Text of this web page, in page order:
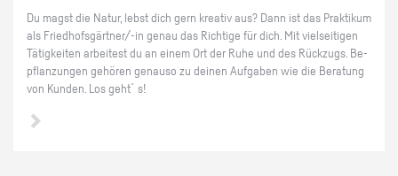
Du magst die Natur, lebst dich gern krea­tiv aus? Dann ist das Prak­ti­kum
als Fried­hofs­gärt­ner/-in genau das Rich­ti­ge für dich. Mit viel­sei­ti­gen
Tä­tig­kei­ten ar­bei­test du an einem Ort der Ruhe und des Rück­zugs. Be­
pflan­zun­gen ge­hö­ren ge­nau­so zu dei­nen Auf­ga­ben wie die Be­ra­tung
von Kun­den. Los geht´s!